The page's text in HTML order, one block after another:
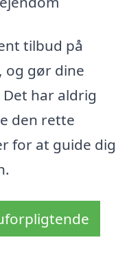
tilbud på
og gør dine
har aldrig
den rette
for at guide dig